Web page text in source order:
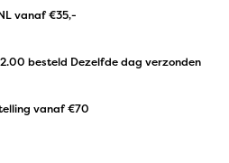
vanaf €35,-
besteld Dezelfde dag verzonden
vanaf €70